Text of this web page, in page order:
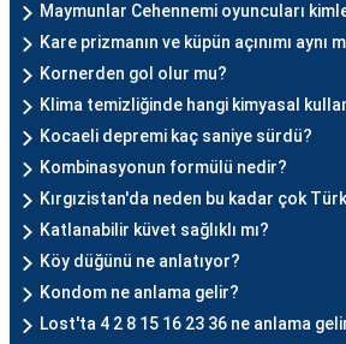
Maymunlar Cehennemi oyuncuları
Kare prizmanın ve küpün açınımı aynı
Kornerden gol olur mu?
Klima temizliğinde hangi kimyasal
Kocaeli depremi kaç saniye sürdü?
Kombinasyonun formülü nedir?
Kırgızistan'da neden bu kadar çok
Katlanabilir küvet sağlıklı mı?
Köy düğünü ne anlatıyor?
Kondom ne anlama gelir?
Lost'ta 4 2 8 15 16 23 36 ne anlama